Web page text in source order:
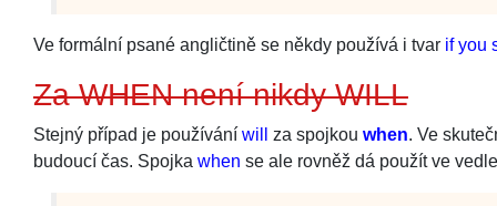
Ve formální psané angličtině se někdy používá i tvar if you
Za WHEN není nikdy WILL
Stejný případ je používání will za spojkou when. Ve
budoucí čas. Spojka when se ale rovněž dá použít ve